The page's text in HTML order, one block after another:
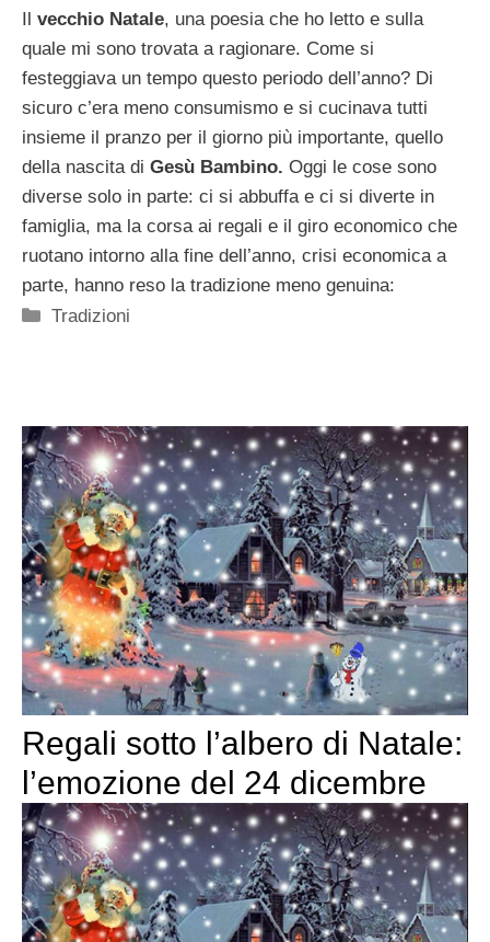
vecchio Natale, una poesia che ho letto e sulla
quale mi sono trovata a ragionare. Come si
festeggiava un tempo questo periodo dell’anno? Di
sicuro c’era meno consumismo e si cucinava tutti
insieme il pranzo per il giorno più importante, quello
della nascita di Gesù Bambino. Oggi le cose sono
diverse solo in parte: ci si abbuffa e ci si diverte in
famiglia, ma la corsa ai regali e il giro economico che
ruotano intorno alla fine dell’anno, crisi economica a
parte, hanno reso la tradizione meno genuina:
Categorie
Tradizioni
Regali sotto l’albero di Natale:
l’emozione del 24 dicembre